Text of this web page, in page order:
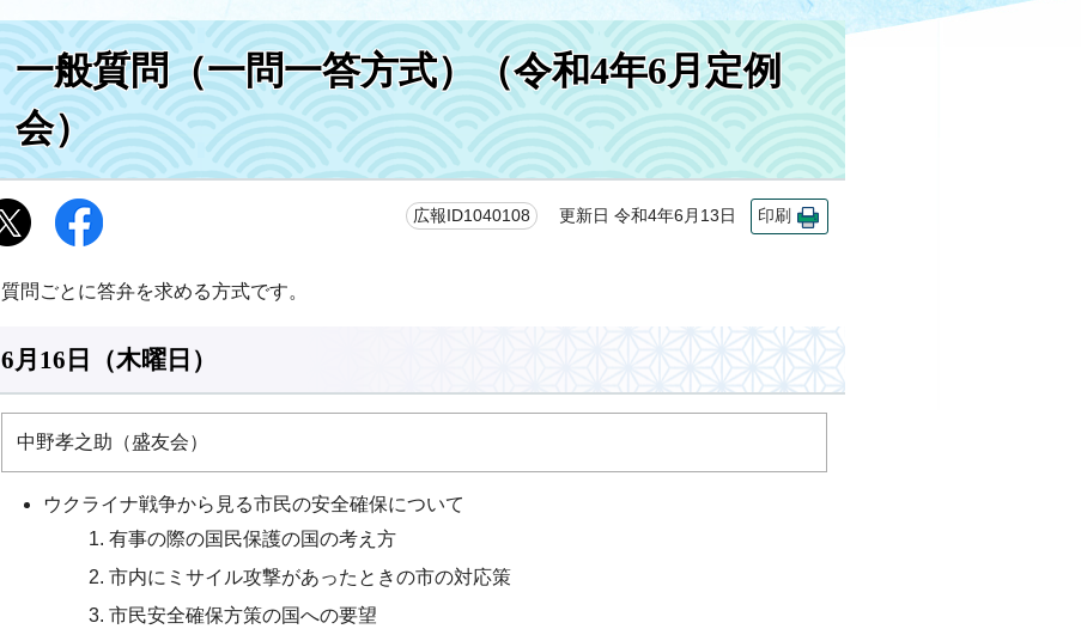
一般質問（一問一答方式）（令和4年6月定例
会）
広報ID1040108 更新日 令和4年6月13日 印刷
質問ごとに答弁を求める方式です。
6月16日（木曜日）
中野孝之助（盛友会）
ウクライナ戦争から見る市民の安全確保について
有事の際の国民保護の国の考え方
市内にミサイル攻撃があったときの市の対応策
市民安全確保方策の国への要望